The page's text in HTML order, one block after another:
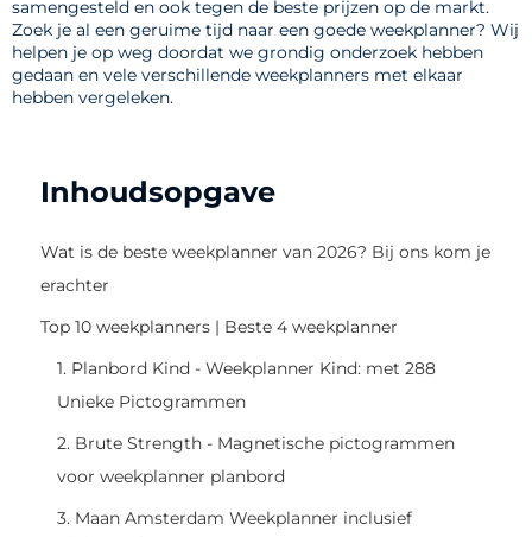
samengesteld en ook tegen de beste prijzen op de markt.
Zoek je al een geruime tijd naar een goede weekplanner? Wij
helpen je op weg doordat we grondig onderzoek hebben
gedaan en vele verschillende weekplanners met elkaar
hebben vergeleken.
Inhoudsopgave
Wat is de beste weekplanner van 2026? Bij ons kom je
erachter
Top 10 weekplanners | Beste 4 weekplanner
1. Planbord Kind - Weekplanner Kind: met 288
Unieke Pictogrammen
2. Brute Strength - Magnetische pictogrammen
voor weekplanner planbord
3. Maan Amsterdam Weekplanner inclusief